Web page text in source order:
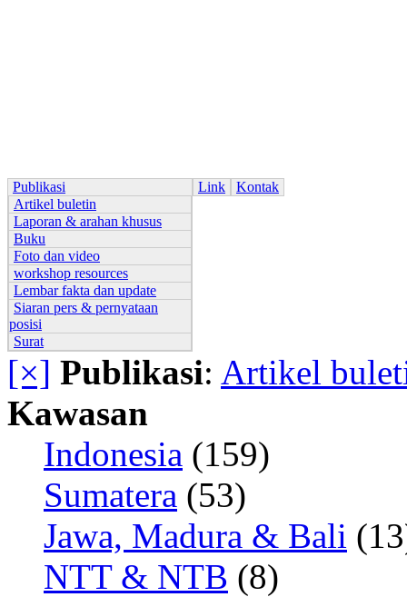
Publikasi
Artikel buletin
Laporan & arahan khusus
Buku
Foto dan video
workshop resources
Lembar fakta dan update
Siaran pers & pernyataan
posisi
Surat
Link Kontak
[×] Publikasi: Artikel
Kawasan
Indonesia (159)
Sumatera (53)
Jawa, Madura & Bali
NTT & NTB (8)